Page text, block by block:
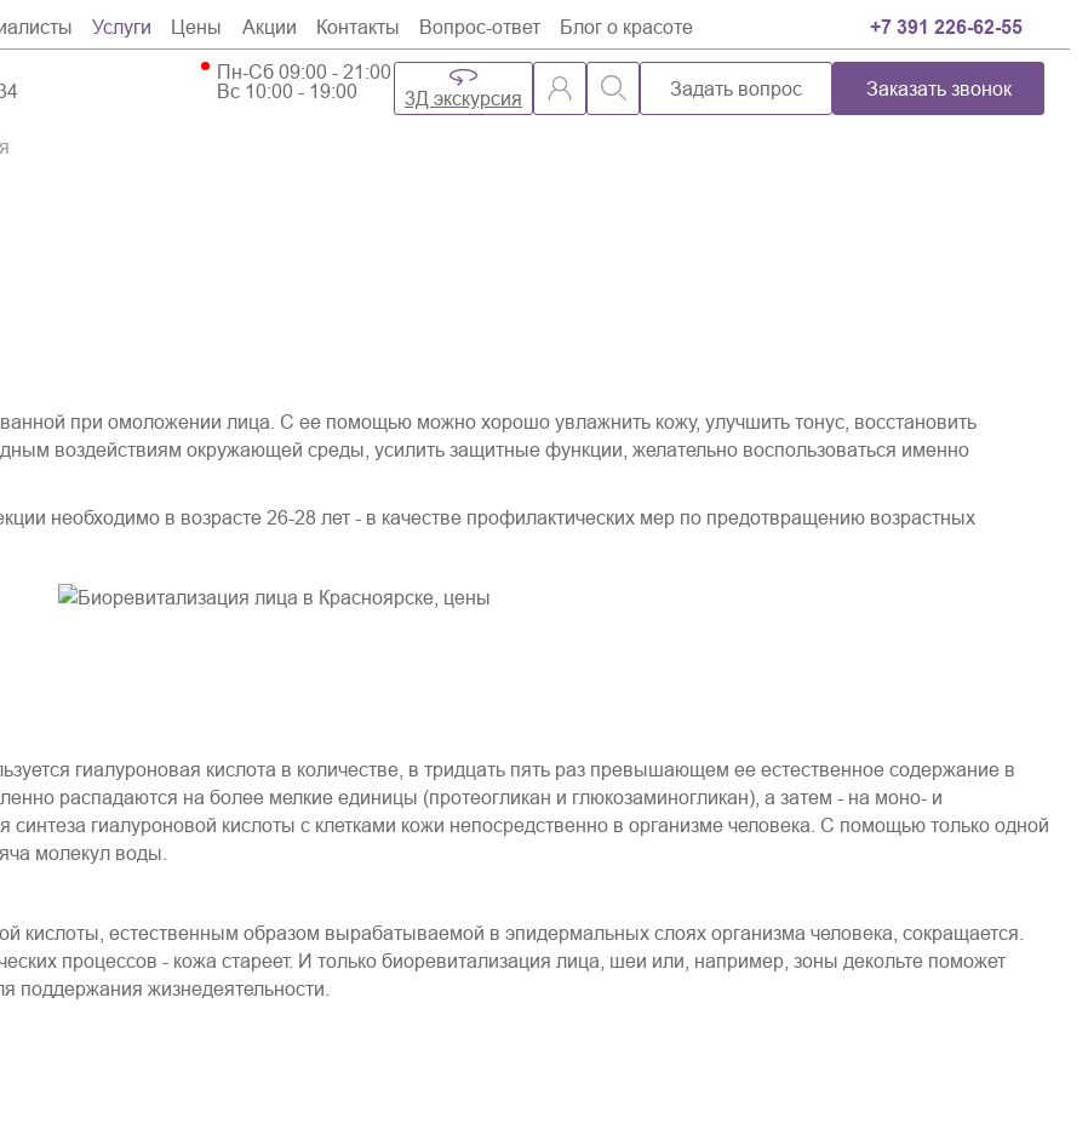
Услуги Цены Акции Контакты Вопрос-ответ Блог о красоте
Пн-Сб 09:00 - 21:00
Вс 10:00 - 19:00
3Д экскурсия Задать вопрос Заказать звонок
+7 391 226-62-55
при омоложении лица. С ее помощью можно хорошо увлажнить кожу, улучшить тонус, восстановить
воздействиям окружающей среды, усилить защитные функции, желательно воспользоваться именно
необходимо в возрасте 26-28 лет - в качестве профилактических мер по предотвращению возрастных
гиалуроновая кислота в количестве, в тридцать пять раз превышающем ее естественное содержание в
распадаются на более мелкие единицы (протеогликан и глюкозаминогликан), а затем - на моно- и
гиалуроновой кислоты с клетками кожи непосредственно в организме человека. С помощью только одной
молекул воды.
кислоты, естественным образом вырабатываемой в эпидермальных слоях организма человека, сокращается.
процессов - кожа стареет. И только биоревитализация лица, шеи или, например, зоны декольте поможет
поддержания жизнедеятельности.